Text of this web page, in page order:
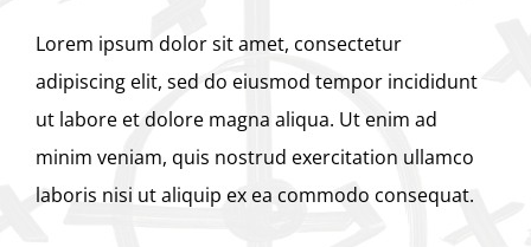
Lorem ipsum dolor sit amet, consectetur
adipiscing elit, sed do eiusmod tempor incididunt
ut labore et dolore magna aliqua. Ut enim ad
minim veniam, quis nostrud exercitation ullamco
laboris nisi ut aliquip ex ea commodo consequat.